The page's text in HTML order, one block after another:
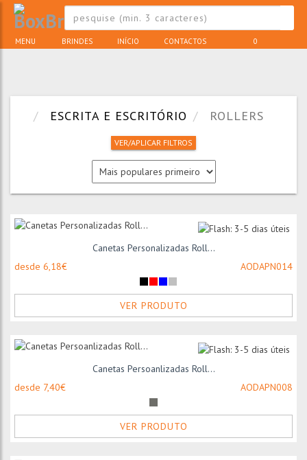
MENU BRINDES INÍCIO CONTACTOS 0
ESCRITA E ESCRITÓRIO ROLLERS
VER/APLICAR FILTROS
Canetas Personalizadas Roll...
desde 6,18€
AODAPN014
VER PRODUTO
Canetas Persoanlizadas Roll...
desde 7,40€
AODAPN008
VER PRODUTO